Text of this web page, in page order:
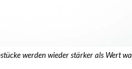
werden wieder stärker als Wert